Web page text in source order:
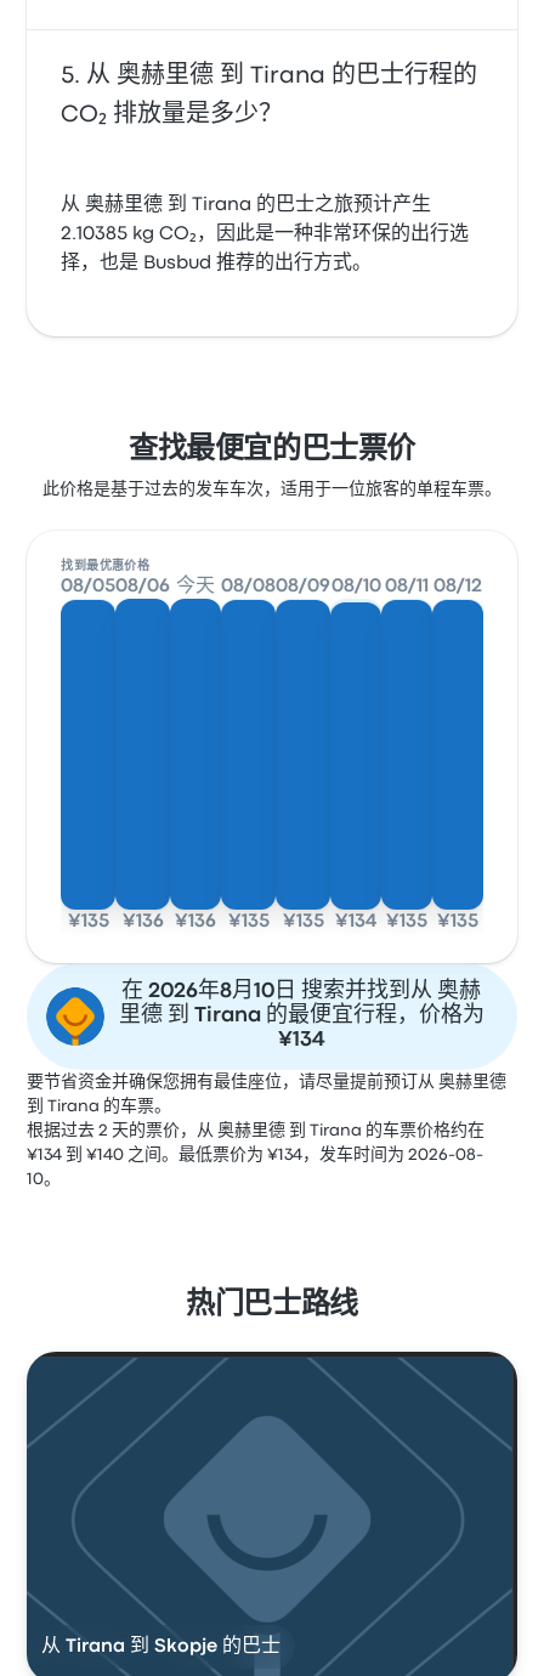
从 奥赫里德 到 Tirana 的巴士行程的
CO₂ 排放量是多少？
从 奥赫里德 到 Tirana 的巴士之旅预计产生
2.10385 kg CO₂，因此是一种非常环保的出行选
择，也是 Busbud 推荐的出行方式。
查找最便宜的巴士票价
此价格是基于过去的发车车次，适用于一位旅客的单程车票。
找到最优惠价格
08/05
¥135
08/06
¥136
今天
¥136
08/08
¥135
08/09
¥135
08/10
¥134
08/11
¥135
08/12
¥135
在 2026年8月10日 搜索并找到从 奥赫
里德 到 Tirana 的最便宜行程，价格为
¥134
要节省资金并确保您拥有最佳座位，请尽量提前预订从 奥赫里德
到 Tirana 的车票。
根据过去 2 天的票价，从 奥赫里德 到 Tirana 的车票价格约在
¥134 到 ¥140 之间。最低票价为 ¥134，发车时间为 2026-08-
10。
热门巴士路线
从 Tirana 到 Skopje 的巴士